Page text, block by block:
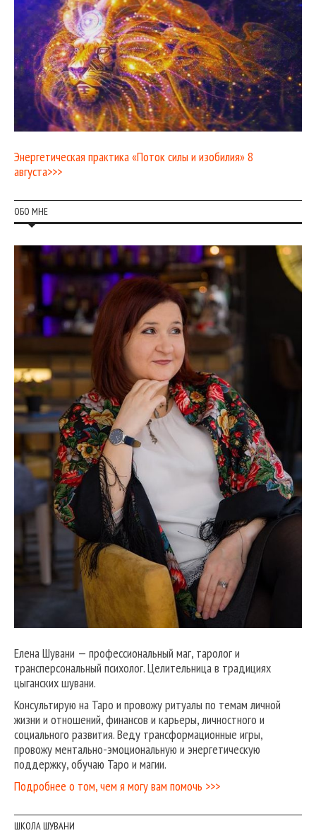
Энергетическая практика «Поток силы и изобилия» 8
августа>>>
ОБО МНЕ
Елена Шувани — профессиональный маг, таролог и
трансперсональный психолог. Целительница в традициях
цыганских шувани.
Консультирую на Таро и провожу ритуалы по темам личной
жизни и отношений, финансов и карьеры, личностного и
социального развития. Веду трансформационные игры,
провожу ментально-эмоциональную и энергетическую
поддержку, обучаю Таро и магии.
Подробнее о том, чем я могу вам помочь >>>
ШКОЛА ШУВАНИ